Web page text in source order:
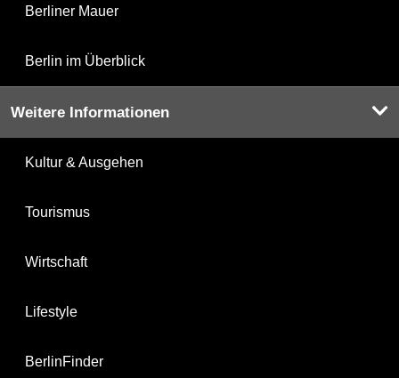
Berliner Mauer
Berlin im Überblick
Weitere Informationen
Kultur & Ausgehen
Tourismus
Wirtschaft
Lifestyle
BerlinFinder